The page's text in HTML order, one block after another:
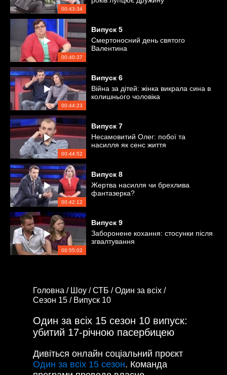
00:43:34
00:40:37
Випуск 5
Смертоносний день святого
Валентина
00:44:23
Випуск 6
Війна за дітей: жінка викрала сина в
колишнього чоловіка
00:44:52
Випуск 7
Несамовитий Олег: побої та
насилля як сенс життя
00:42:12
Випуск 8
Жертва насилля чи брехлива
фантазерка?
00:55:02
Випуск 9
Заборонене кохання: стосунки після
згвалтування
Головна / Шоу /СТБ /Один за всіх /
Сезон 15 / Випуск 10
Один за всіх 15 сезон 10 випуск:
убитий 17-річною пасербицею
Дивіться онлайн соціальний проєкт
Один за всіх 15 сезон. Команда